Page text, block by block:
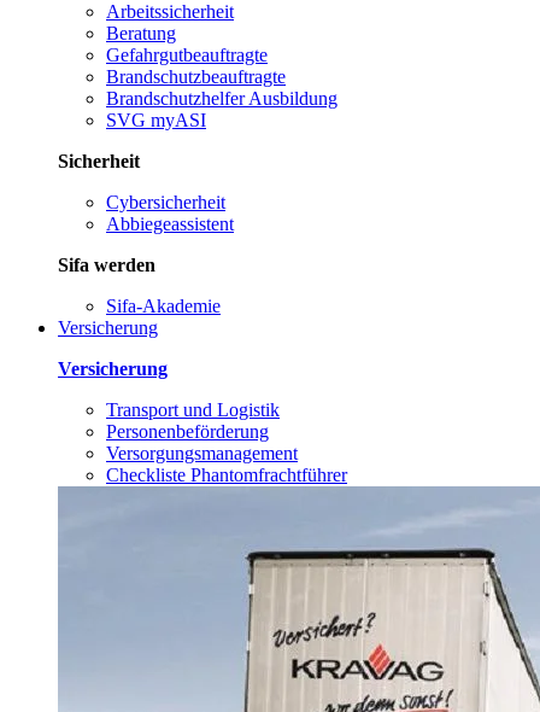
Arbeitssicherheit
Beratung
Gefahrgutbeauftragte
Brandschutzbeauftragte
Brandschutzhelfer Ausbildung
SVG myASI
Sicherheit
Cybersicherheit
Abbiegeassistent
Sifa werden
Sifa-Akademie
Versicherung
Versicherung
Transport und Logistik
Personenbeförderung
Versorgungsmanagement
Checkliste Phantomfrachtführer